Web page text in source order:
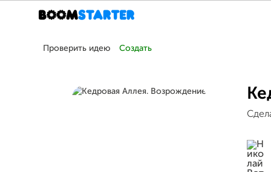
Проверить идею Создать